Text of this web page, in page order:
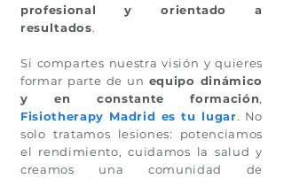
profesional y orientado a
resultados.
Si compartes nuestra visión y quieres
formar parte de un equipo dinámico
y en constante formación,
Fisiotherapy Madrid es tu lugar. No
solo tratamos lesiones: potenciamos
el rendimiento, cuidamos la salud y
creamos una comunidad de